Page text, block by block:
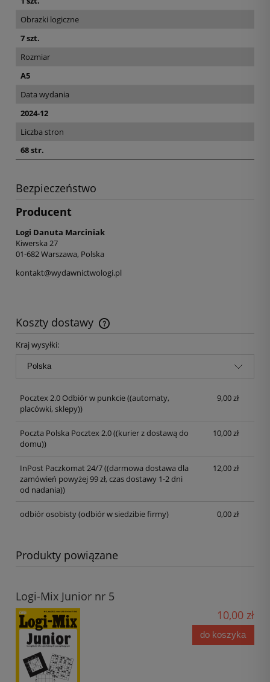
Obrazki logiczne
7 szt.
Rozmiar
A5
Data wydania
2024-12
Liczba stron
68 str.
Bezpieczeństwo
Producent
Logi Danuta Marciniak
Kiwerska 27
01-682 Warszawa, Polska
kontakt@wydawnictwologi.pl
Koszty dostawy
Kraj wysyłki:
Pocztex 2.0 Odbiór w punkcie((automaty,
placówki, sklepy))
9,00 zł
Poczta Polska Pocztex 2.0((kurier z dostawą do
domu))
10,00 zł
InPost Paczkomat 24/7((darmowa dostawa dla
zamówień powyżej 99 zł, czas dostawy 1-2 dni
od nadania))
12,00 zł
odbiór osobisty(odbiór w siedzibie firmy) 0,00 zł
Produkty powiązane
Logi-Mix Junior nr 5
10,00 zł
do koszyka